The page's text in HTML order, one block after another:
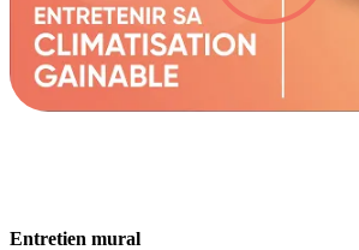
Entretien mural